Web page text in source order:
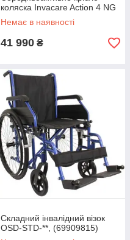
коляска Invacare Action 4 NG
Немає в наявності
41 990 ₴
Складний інвалідний візок
OSD-STD-**, (69909815)